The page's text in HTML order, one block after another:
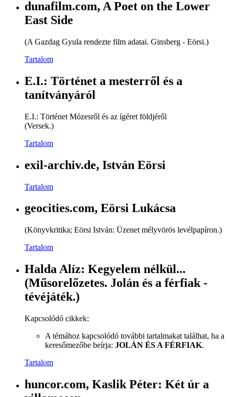
dunafilm.com, A Poet on the Lower
East Side
(A Gazdag Gyula rendezte film adatai. Ginsberg - Eörsi.)
Tartalom
E.I.: Történet a mesterről és a
tanítványáról
E.I.: Történet Mózesről és az ígéret földjéről
(Versek.)
Tartalom
exil-archiv.de, István Eörsi
Tartalom
geocities.com, Eörsi Lukácsa
(Könyvkritika; Eörsi István: Üzenet mélyvörös levélpapíron.)
Tartalom
Halda Alíz: Kegyelem nélkül...
(Műsorelőzetes. Jolán és a férfiak -
tévéjáték.)
Kapcsolódó cikkek:
A témához kapcsolódó további tartalmakat találhat, ha a
keresőmezőbe beírja: JOLÁN ÉS A FÉRFIAK.
Tartalom
huncor.com, Kaslik Péter: Két úr a